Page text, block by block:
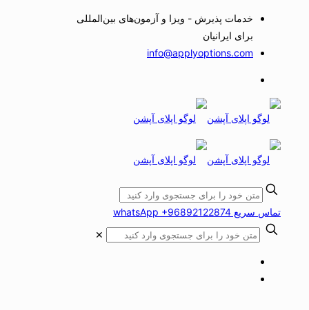
خدمات پذیرش - ویزا و آزمون‌های بین‌المللی
برای ایرانیان
info@applyoptions.com
تماس سریع whatsApp +96892122874
✕